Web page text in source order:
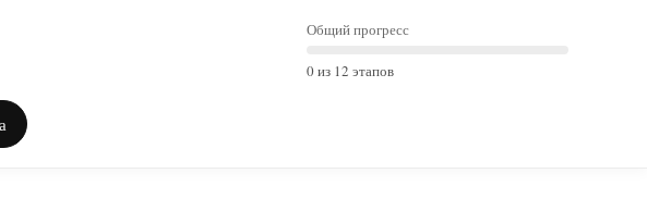
Общий прогресс
0 из 12 этапов